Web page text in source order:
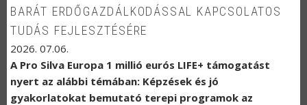
BARÁT ERDŐGAZDÁLKODÁSSAL KAPCSOLATOS
TUDÁS FEJLESZTÉSÉRE
2026. 07.06.
A Pro Silva Europa 1 millió eurós LIFE+ támogatást
nyert az alábbi témában: Képzések és jó
gyakorlatokat bemutató terepi programok az